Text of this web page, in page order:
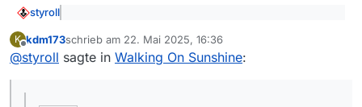
styroll
Danach fehlten die Filme noch immer.
Doch, aber – wie auch hier schon gesagt – genügt das
nicht. In
diesem Posting
K
Offline
kdm173schrieb am 22. Mai 2025, 16:36
zuletzt editiert von
@styroll sagte in Walking On Sunshine: